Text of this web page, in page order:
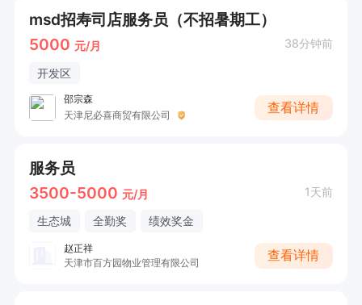
msd招寿司店服务员（不招暑期工）
5000 元/月 38分钟前
开发区
邵宗森
天津尼必喜商贸有限公司
查看详情
服务员
3500-5000 元/月 1天前
生态城 全勤奖 绩效奖金
赵正祥
天津市百方园物业管理有限公司
查看详情